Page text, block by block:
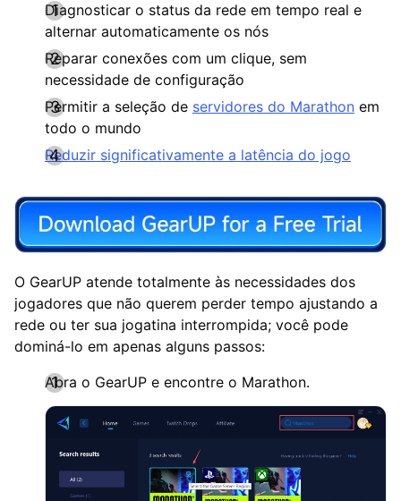
Diagnosticar o status da rede em tempo real e
alternar automaticamente os nós
Reparar conexões com um clique, sem
necessidade de configuração
Permitir a seleção de servidores do Marathon em
todo o mundo
Reduzir significativamente a latência do jogo
O GearUP atende totalmente às necessidades dos
jogadores que não querem perder tempo ajustando a
rede ou ter sua jogatina interrompida; você pode
dominá-lo em apenas alguns passos:
Abra o GearUP e encontre o Marathon.